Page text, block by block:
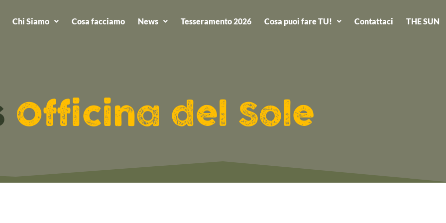
Chi Siamo Cosa facciamo News Tesseramento 2026 Cosa puoi fare TU! Contattaci THE SUN
Officina del Sole